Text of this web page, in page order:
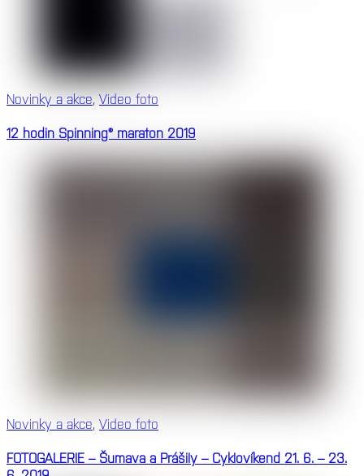
Novinky a akce,Video foto
12 hodin Spinning® maraton 2019
Novinky a akce Video foto
FOTOGALERIE – Šumava a Prášily – Cyklovíkend 21. 6. – 23.